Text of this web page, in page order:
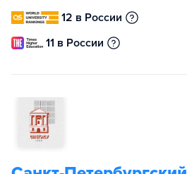
12 в России
11 в России